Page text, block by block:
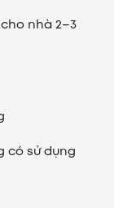
nhà 2–3
có sử dụng